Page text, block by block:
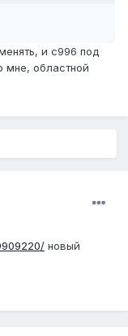
и с996 под
мне, областной
новый